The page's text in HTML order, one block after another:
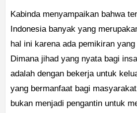
Kabinda menyampaikan bahwa
Indonesia banyak yang
hal ini karena ada pemikiran
Dimana jihad yang nyata bagi
adalah dengan bekerja untuk
yang bermanfaat bagi
bukan menjadi pengantin untuk